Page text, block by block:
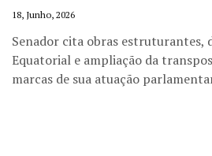
18, Junho, 2026
Senador cita obras estruturantes,
Equatorial e ampliação da
marcas de sua atuação